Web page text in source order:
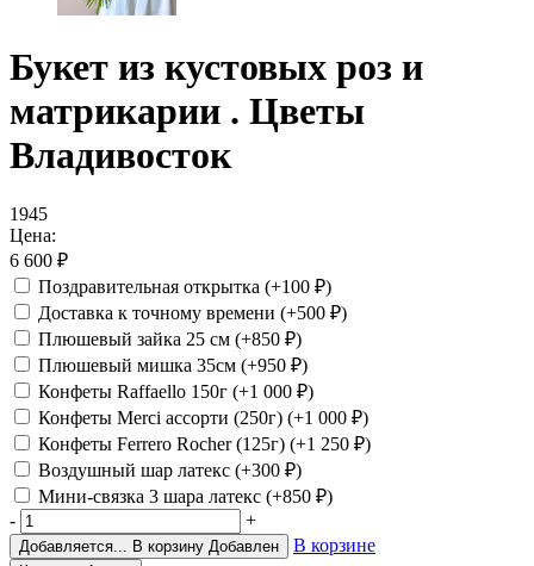
Букет из кустовых роз и
матрикарии . Цветы
Владивосток
1945
Цена:
6 600 ₽
Поздравительная открытка (+100 ₽)
Доставка к точному времени (+500 ₽)
Плюшевый зайка 25 см (+850 ₽)
Плюшевый мишка 35см (+950 ₽)
Конфеты Raffaello 150г (+1 000 ₽)
Конфеты Merci ассорти (250г) (+1 000 ₽)
Конфеты Ferrero Rocher (125г) (+1 250 ₽)
Воздушный шар латекс (+300 ₽)
Мини-связка 3 шара латекс (+850 ₽)
-
+
Добавляется... В корзину Добавлен В корзине